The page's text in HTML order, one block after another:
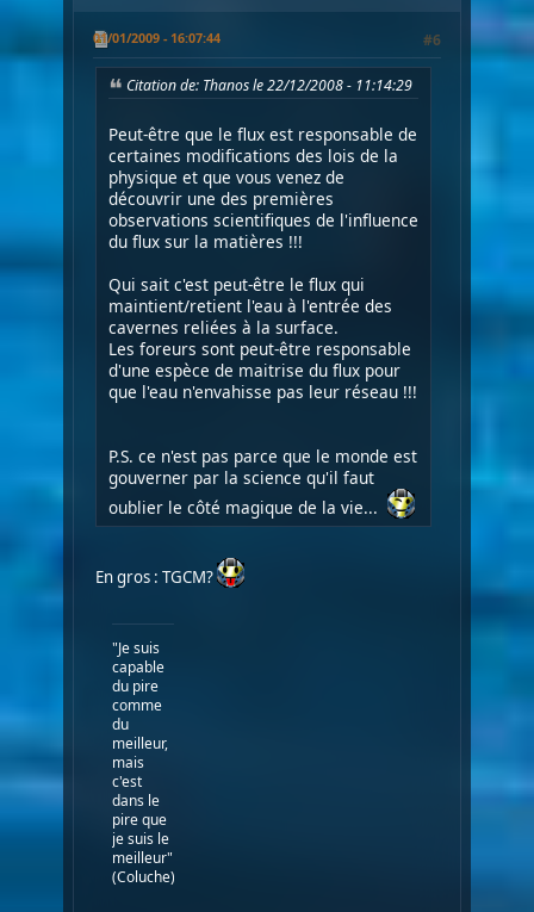
01/01/2009 - 16:07:44 #6
Citation de: Thanos le 22/12/2008 - 11:14:29
Peut-être que le flux est responsable de
certaines modifications des lois de la
physique et que vous venez de
découvrir une des premières
observations scientifiques de l'influence
du flux sur la matières !!!
Qui sait c'est peut-être le flux qui
maintient/retient l'eau à l'entrée des
cavernes reliées à la surface.
Les foreurs sont peut-être responsable
d'une espèce de maitrise du flux pour
que l'eau n'envahisse pas leur réseau !!!
P.S. ce n'est pas parce que le monde est
gouverner par la science qu'il faut
oublier le côté magique de la vie...
En gros : TGCM?
"Je suis
capable
du pire
comme
du
meilleur,
mais
c'est
dans le
pire que
je suis le
meilleur"
(Coluche)